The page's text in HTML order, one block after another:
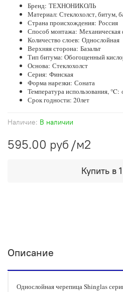
Наличие: В наличии
595.00 руб /м2
Купить в
Бренд: ТЕХНОНИКОЛЬ
Материал: Стеклохолст, битум,
Страна происхождения: Россия
Способ монтажа: Механическая
Количество слоев: Однослойная
Верхняя сторона: Базальт
Тип битума: Обогощенный
Основа: Стеклохолст
Серия: Финская
Форма нарезки: Соната
Температура использования,
Срок годности: 20лет
Описание
Однослойная черепица Shinglas